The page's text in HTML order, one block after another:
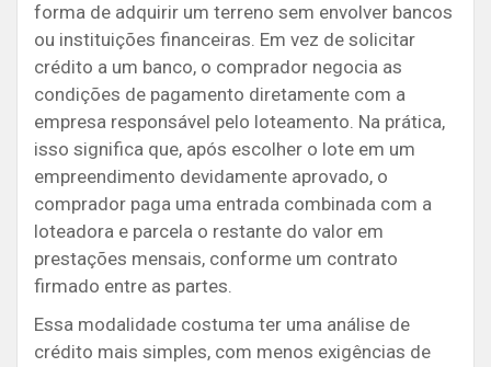
forma de adquirir um terreno sem envolver bancos
ou instituições financeiras. Em vez de solicitar
crédito a um banco, o comprador negocia as
condições de pagamento diretamente com a
empresa responsável pelo loteamento. Na prática,
isso significa que, após escolher o lote em um
empreendimento devidamente aprovado, o
comprador paga uma entrada combinada com a
loteadora e parcela o restante do valor em
prestações mensais, conforme um contrato
firmado entre as partes.
Essa modalidade costuma ter uma análise de
crédito mais simples, com menos exigências de